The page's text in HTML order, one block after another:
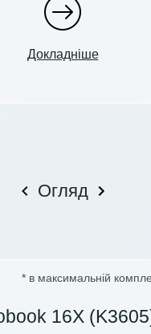
Докладніше
Огляд
* в максимальній
16X